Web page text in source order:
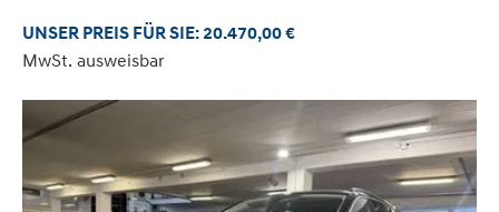
UNSER PREIS FÜR SIE: 20.470,00 €
MwSt. ausweisbar